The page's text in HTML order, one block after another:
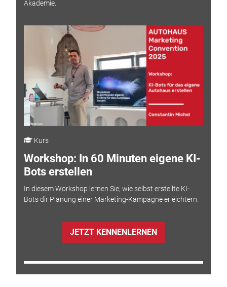
Akademie.
Kurs
Workshop: In 60 Minuten eigene KI-
Bots erstellen
In diesem Workshop lernen Sie, wie selbst erstellte KI-
Bots dir Planung einer Marketing-Kampagne erleichtern.
JETZT KENNENLERNEN